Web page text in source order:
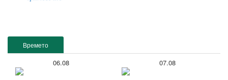
Времето
06.08 07.08